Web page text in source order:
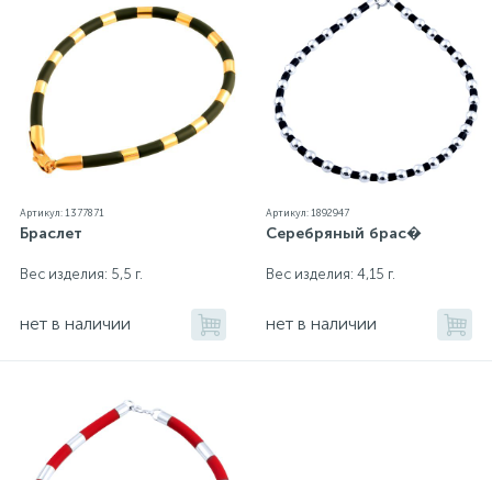
Артикул: 1377871
Браслет
Вес изделия: 5,5 г.
нет в наличии
Артикул: 1892947
Серебряный брас�
Вес изделия: 4,15 г.
нет в наличии